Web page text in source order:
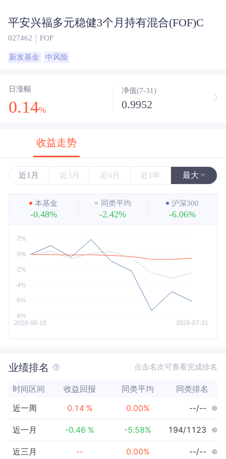
平安兴福多元稳健3个月持有混合(FOF)C
027462 FOF
新发基金 中风险
日涨幅
0.14%
净值(7-31)
0.9952
收益走势
近1月 近3月 近6月 近1年 最大
近3年
近5年
本基金
-0.48%
同类平均
-2.42%
沪深300
-6.06%
业绩排名 点击名次可查看完成排名
时间区间 收益回报 同类平均 同类排名
近一周 0.14 % 0.00% --/--
近一月 -0.46 % -5.58% 194/1123
近三月 -- 0.00% --/--